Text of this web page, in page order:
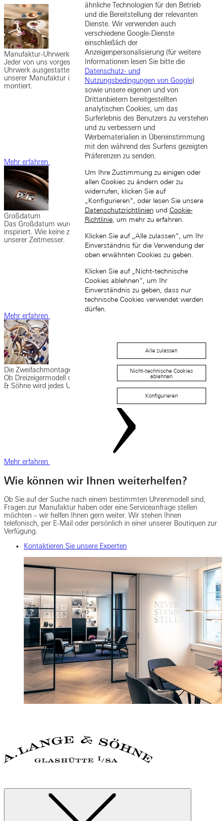
Manufaktur-Uhrwerke
Jeder von uns vorgestellte Zeitmesser wird mit einem Manufaktur-
Uhrwerk ausgestattet. Genauer gesagt: Alle Kaliber werden in
unserer Manufaktur in Glashütte entwickelt, gefertigt, vollendet und
montiert.
Mehr erfahren
Großdatum
Das Großdatum wurde von der Uhr in der Dresdner Semperoper
inspiriert. Wie keine zweite Komplikation prägt es das Design vieler
unserer Zeitmesser.
Mehr erfahren
Die Zweifachmontage
Ob Dreizeigermodell oder anspruchsvoller Zeitmesser – bei A. Lange
& Söhne wird jedes Uhrwerk zweimal montiert.
Mehr erfahren
Wie können wir Ihnen weiterhelfen?
Ob Sie auf der Suche nach einem bestimmten Uhrenmodell sind,
Fragen zur Manufaktur haben oder eine Serviceanfrage stellen
möchten – wir helfen Ihnen gern weiter. Wir stehen Ihnen
telefonisch, per E-Mail oder persönlich in einer unserer Boutiquen zur
Verfügung.
Kontaktieren Sie unsere Experten
ähnliche Technologien für den Betrieb
und die Bereitstellung der relevanten
Dienste. Wir verwenden auch
verschiedene Google-Dienste
einschließlich der
Anzeigenpersonalisierung (für weitere
Informationen lesen Sie bitte die
Datenschutz- und
Nutzungsbedingungen von Google)
sowie unsere eigenen und von
Drittanbietern bereitgestellten
analytischen Cookies, um das
Surferlebnis des Benutzers zu verstehen
und zu verbessern und
Werbematerialien in Übereinstimmung
mit den während des Surfens gezeigten
Präferenzen zu senden.
Um Ihre Zustimmung zu einigen oder
allen Cookies zu ändern oder zu
widerrufen, klicken Sie auf
„Konfigurieren“, oder lesen Sie unsere
Datenschutzrichtlinien und Cookie-
Richtlinie, um mehr zu erfahren.
Klicken Sie auf „Alle zulassen“, um Ihr
Einverständnis für die Verwendung der
oben erwähnten Cookies zu geben.
Klicken Sie auf „Nicht-technische
Cookies ablehnen“, um Ihr
Einverständnis zu geben, dass nur
technische Cookies verwendet werden
dürfen.
Alle zulassen
Nicht-technische Cookies
ablehnen
Konfigurieren